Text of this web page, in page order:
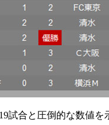
試合と圧倒的な数値